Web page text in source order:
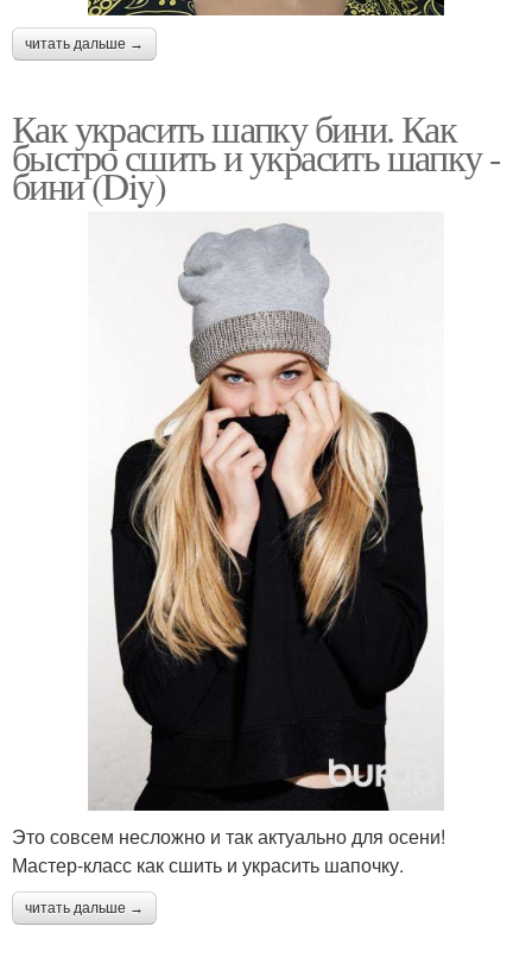
читать дальше →
Как украсить шапку бини. Как
быстро сшить и украсить шапку -
бини (Diy)
Это совсем несложно и так актуально для осени!
Мастер-класс как сшить и украсить шапочку.
читать дальше →